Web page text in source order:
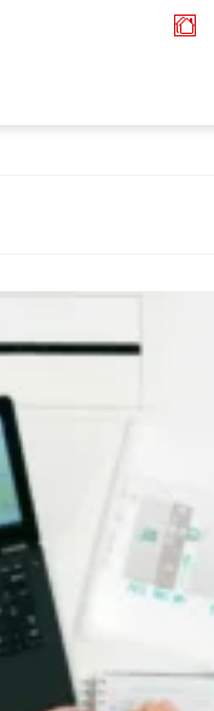
pergantian
all you can
Can Eat
...
2026, Kakkoii
Hadirkan Pesta All
Eat Mulai Rp